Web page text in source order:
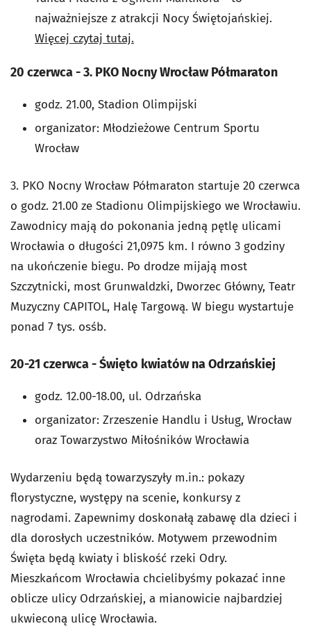
najważniejsze z atrakcji Nocy Świętojańskiej.
Więcej czytaj tutaj.
20 czerwca - 3. PKO Nocny Wrocław Półmaraton
godz. 21.00, Stadion Olimpijski
organizator: Młodzieżowe Centrum Sportu
Wrocław
3. PKO Nocny Wrocław Półmaraton startuje 20 czerwca
o godz. 21.00 ze Stadionu Olimpijskiego we Wrocławiu.
Zawodnicy mają do pokonania jedną pętlę ulicami
Wrocławia o długości 21,0975 km. I równo 3 godziny
na ukończenie biegu. Po drodze mijają most
Szczytnicki, most Grunwaldzki, Dworzec Główny, Teatr
Muzyczny CAPITOL, Halę Targową. W biegu wystartuje
ponad 7 tys. osśb.
20-21 czerwca - Święto kwiatów na Odrzańskiej
godz. 12.00-18.00, ul. Odrzańska
organizator: Zrzeszenie Handlu i Usług, Wrocław
oraz Towarzystwo Miłośników Wrocławia
Wydarzeniu będą towarzyszyły m.in.: pokazy
florystyczne, występy na scenie, konkursy z
nagrodami. Zapewnimy doskonałą zabawę dla dzieci i
dla dorosłych uczestników. Motywem przewodnim
Święta będą kwiaty i bliskość rzeki Odry.
Mieszkańcom Wrocławia chcielibyśmy pokazać inne
oblicze ulicy Odrzańskiej, a mianowicie najbardziej
ukwieconą ulicę Wrocławia.